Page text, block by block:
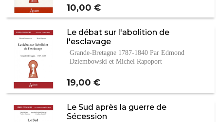
Prix
10,00 €
Le débat sur l'abolition de
l'esclavage
Grande-Bretagne 1787-1840 Par Edmond
Dziembowski et Michel Rapoport
Prix
19,00 €
Le Sud après la guerre de
Sécession